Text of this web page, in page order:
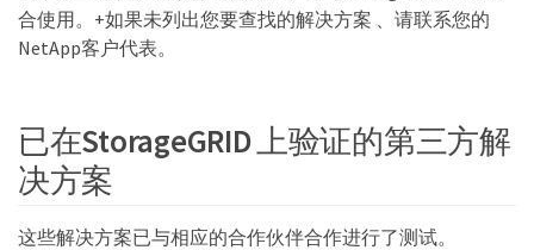
合使用。+如果未列出您要查找的解决方案 、请联系您的
NetApp客户代表。
已在StorageGRID 上验证的第三方解
决方案
这些解决方案已与相应的合作伙伴合作进行了测试。